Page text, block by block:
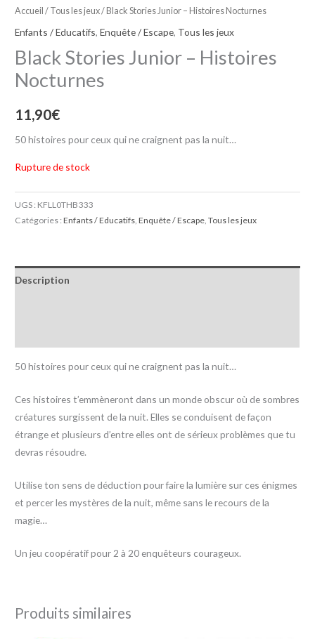
Accueil / Tous les jeux/ Black Stories Junior – Histoires Nocturnes
Enfants / Educatifs,Enquête / Escape, Tous les jeux
Black Stories Junior – Histoires
Nocturnes
11,90€
50 histoires pour ceux qui ne craignent pas la nuit…
Rupture de stock
UGS : KFLL0THB333
Catégories :Enfants / Educatifs ,Enquête / Escape ,Tous les jeux
Description
50 histoires pour ceux qui ne craignent pas la nuit…
Ces histoires t’emmèneront dans un monde obscur où de sombres
créatures surgissent de la nuit. Elles se conduisent de façon
étrange et plusieurs d’entre elles ont de sérieux problèmes que tu
devras résoudre.
Utilise ton sens de déduction pour faire la lumière sur ces énigmes
et percer les mystères de la nuit, même sans le recours de la
magie…
Un jeu coopératif pour 2 à 20 enquêteurs courageux.
Produits similaires